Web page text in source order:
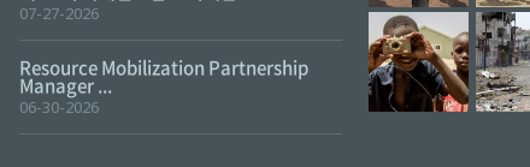
07-27-2026
Resource Mobilization Partnership
Manager ...
06-30-2026